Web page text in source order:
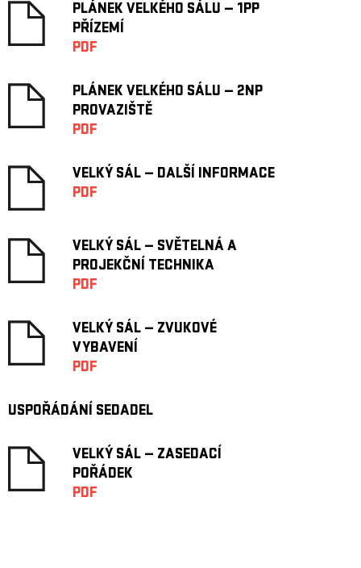
PLÁNEK VELKÉHO SÁLU — 1PP
PŘÍZEMÍ
PDF
PLÁNEK VELKÉHO SÁLU — 2NP
PROVAZIŠTĚ
PDF
VELKÝ SÁL — DALŠÍ INFORMACE
PDF
VELKÝ SÁL — SVĚTELNÁ A
PROJEKČNÍ TECHNIKA
PDF
VELKÝ SÁL — ZVUKOVÉ
VYBAVENÍ
PDF
USPOŘÁDÁNÍ SEDADEL
VELKÝ SÁL — ZASEDACÍ
POŘÁDEK
PDF